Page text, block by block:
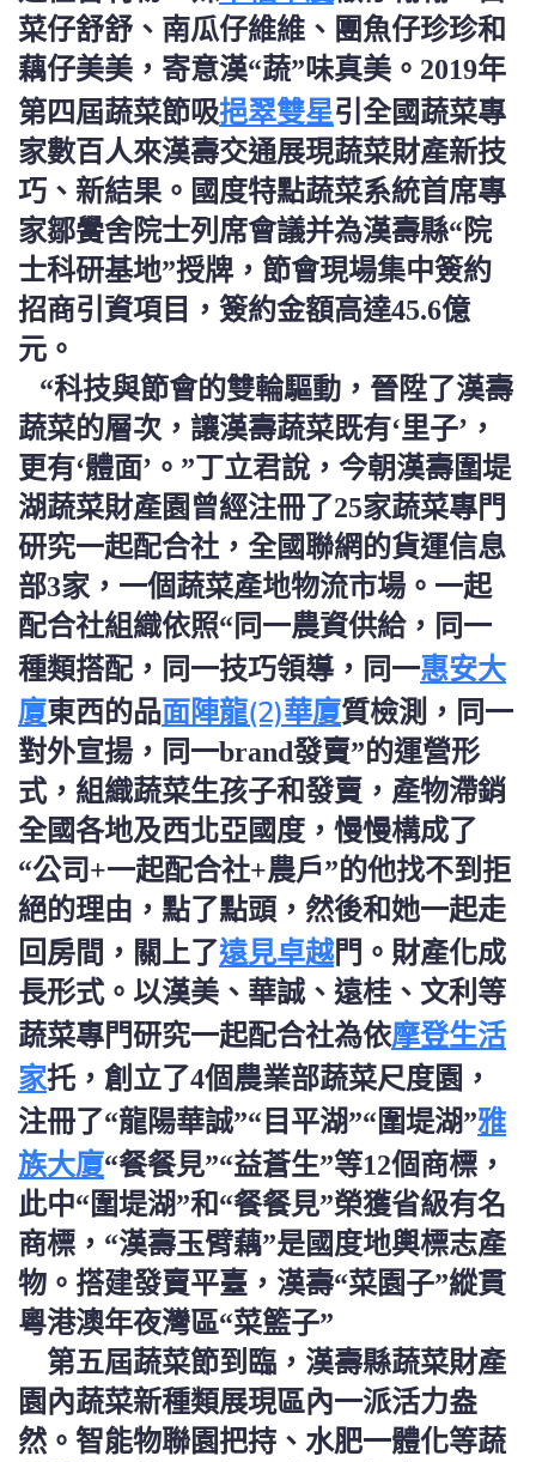
菜仔舒舒、南瓜仔維維、團魚仔珍珍和
藕仔美美，寄意漢“蔬”味真美。2019年
第四屆蔬菜節吸挹翠雙星引全國蔬菜專
家數百人來漢壽交通展現蔬菜財產新技
巧、新結果。國度特點蔬菜系統首席專
家鄒黌舍院士列席會議并為漢壽縣“院
士科研基地”授牌，節會現場集中簽約
招商引資項目，簽約金額高達45.6億
元。
“科技與節會的雙輪驅動，晉陞了漢壽
蔬菜的層次，讓漢壽蔬菜既有‘里子’，
更有‘體面’。”丁立君說，今朝漢壽圍堤
湖蔬菜財產園曾經注冊了25家蔬菜專門
研究一起配合社，全國聯網的貨運信息
部3家，一個蔬菜產地物流市場。一起
配合社組織依照“同一農資供給，同一
種類搭配，同一技巧領導，同一惠安大
廈東西的品面陣龍(2)華廈質檢測，同一
對外宣揚，同一brand發賣”的運營形
式，組織蔬菜生孩子和發賣，產物滯銷
全國各地及西北亞國度，慢慢構成了
“公司+一起配合社+農戶”的他找不到拒
絕的理由，點了點頭，然後和她一起走
回房間，關上了遠見卓越門。財產化成
長形式。以漢美、華誠、遠桂、文利等
蔬菜專門研究一起配合社為依摩登生活
家托，創立了4個農業部蔬菜尺度園，
注冊了“龍陽華誠”“目平湖”“圍堤湖”雅
族大廈“餐餐見”“益蒼生”等12個商標，
此中“圍堤湖”和“餐餐見”榮獲省級有名
商標，“漢壽玉臂藕”是國度地輿標志產
物。搭建發賣平臺，漢壽“菜園子”縱貫
粵港澳年夜灣區“菜籃子”
第五屆蔬菜節到臨，漢壽縣蔬菜財產
園內蔬菜新種類展現區內一派活力盎
然。智能物聯園把持、水肥一體化等蔬